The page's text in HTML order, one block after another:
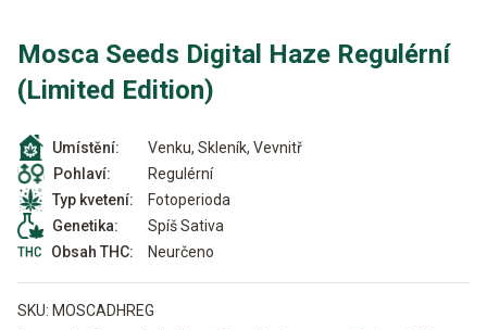
Mosca Seeds Digital Haze Regulérní
(Limited Edition)
Umístění:
Venku, Skleník, Vevnitř
Pohlaví:
Regulérní
Typ kvetení:
Fotoperioda
Genetika:
Spíš Sativa
Obsah THC:
Neurčeno
SKU: MOSCADHREG